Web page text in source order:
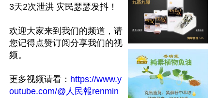
3天2次泄洪 灾民瑟瑟发抖！
欢迎大家来到我们的频道，请
您记得点赞订阅分享我们的视
频。
更多视频请看： https://www.y
outube.com/@人民報renmin